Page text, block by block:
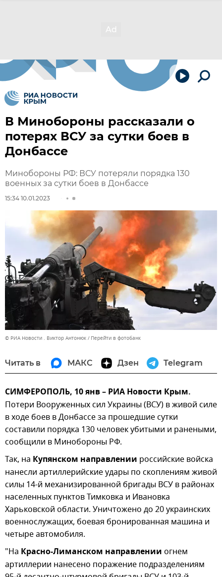
В Минобороны рассказали о
потерях ВСУ за сутки боев в
Донбассе
Минобороны РФ: ВСУ потеряли порядка 130
военных за сутки боев в Донбассе
15:34 10.01.2023
© РИА Новости . Виктор Антонюк Перейти в фотобанк
Читать в МАКС Дзен Telegram
СИМФЕРОПОЛЬ, 10 янв – РИА Новости Крым.
Потери Вооруженных сил Украины (ВСУ) в живой силе
в ходе боев в Донбассе за прошедшие сутки
составили порядка 130 человек убитыми и ранеными,
сообщили в Минобороны РФ.
Так, на Купянском направлении российские войска
нанесли артиллерийские удары по скоплениям живой
силы 14-й механизированной бригады ВСУ в районах
населенных пунктов Тимковка и Ивановка
Харьковской области. Уничтожено до 20 украинских
военнослужащих, боевая бронированная машина и
четыре автомобиля.
"На Красно-Лиманском направлении огнем
артиллерии нанесено поражение подразделениям